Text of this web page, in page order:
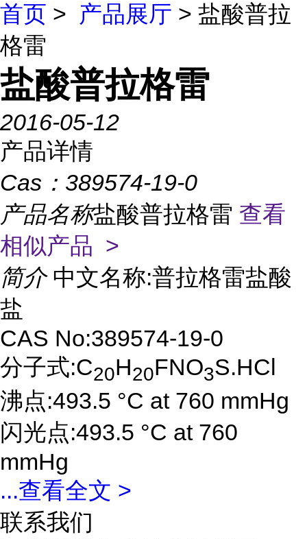
首页 > 产品展厅 > 盐酸普拉
格雷
盐酸普拉格雷
2016-05-12
产品详情
Cas： 389574-19-0
产品名称盐酸普拉格雷 查看
相似产品 >
简介 中文名称:普拉格雷盐酸
盐
CAS No:389574-19-0
分子式:C20H20FNO3S.HCl
沸点:493.5 °C at 760 mmHg
闪光点:493.5 °C at 760
mmHg
...查看全文 >
联系我们